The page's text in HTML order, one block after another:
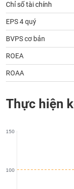
Chỉ số tài chính
EPS 4 quý
BVPS cơ bản
ROEA
ROAA
Thực hiện
100
150
Dịch
vụ
(-)
tài